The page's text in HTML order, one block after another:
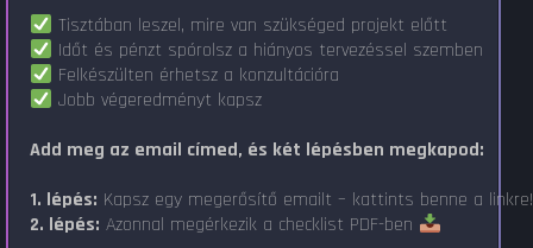
Tisztában leszel, mire van szükséged projekt előtt
Időt és pénzt spórolsz a hiányos tervezéssel szemben
Felkészülten érhetsz a konzultációra
Jobb végeredményt kapsz
Add meg az email címed, és két lépésben megkapod:
1. lépés: Kapsz egy megerősítő emailt – kattints benne a linkre!
2. lépés: Azonnal megérkezik a checklist PDF-ben